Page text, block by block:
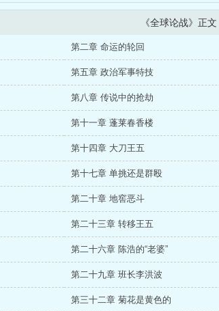
《全球论战》正文
第二章 命运的轮回
第五章 政治军事特技
第八章 传说中的抢劫
第十一章 蓬莱春香楼
第十四章 大刀王五
第十七章 单挑还是群殴
第二十章 地窖恶斗
第二十三章 转移王五
第二十六章 陈浩的“老婆”
第二十九章 班长李洪波
第三十二章 菊花是黄色的